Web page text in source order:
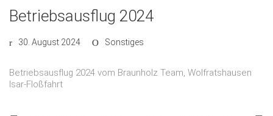
Betriebsausflug 2024
30. August 2024 Sonstiges
Betriebsausflug 2024 vom Braunholz Team, Wolfratshausen
Isar-Floßfahrt